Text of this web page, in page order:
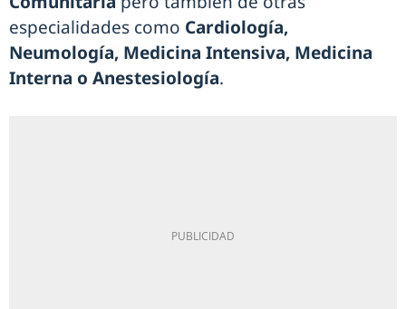
especialidades como Cardiología,
Neumología, Medicina Intensiva, Medicina
Interna o Anestesiología.